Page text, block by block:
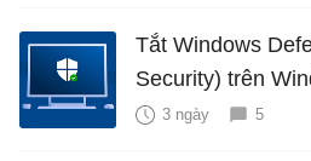
Tắt Windows
Security) trên
3 ngày 5